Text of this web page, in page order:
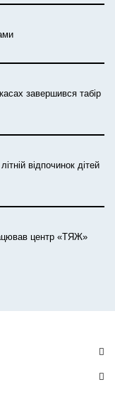
завершився табір
відпочинок дітей
центр «ТЯЖ»